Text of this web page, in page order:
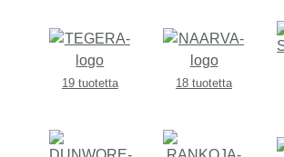
19 tuotetta 18 tuotetta